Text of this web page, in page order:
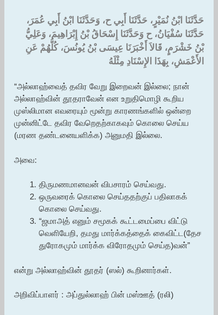
حَدَّثَنَا ابْنُ نُمَيْرٍ، حَدَّثَنَا أَبِي ح، وَحَدَّثَنَا ابْنُ أَبِي عُمَرَ،
حَدَّثَنَا سُفْيَانُ، ح وَحَدَّثَنَا إِسْحَاقُ بْنُ إِبْرَاهِيمَ، وَعَلِيُّ
بْنُ خَشْرَمٍ، قَالاَ أَخْبَرَنَا عِيسَى بْنُ يُونُسَ، كُلُّهُمْ عَنِ
الأَعْمَشِ، بِهَذَا الإِسْنَادِ مِثْلَهُ ‏
“அல்லாஹ்வைத் தவிர வேறு இறைவன் இல்லை; நான்
அல்லாஹ்வின் தூதராவேன் என உறுதிமொழி கூறிய
முஸ்லிமான எவரையும் மூன்று காரணங்களில் ஒன்றை
முன்னிட்டே தவிர வேறெதற்காகவும் கொலை செய்ய
(மரண தண்டனையளிக்க) அனுமதி இல்லை.
அவை:
திருமணமானவன் விபசாரம் செய்வது.
ஒருவரைக் கொலை செய்ததற்குப் பதிலாகக்
கொலை செய்வது.
“ஜமாஅத் எனும் சமூகக் கூட்டமைப்பை விட்டு
வெளியேறி, தமது மார்க்கத்தைக் கைவிட்ட(தேச
துரோகமும் மார்க்க விரோதமும் செய்த)வன்”
என்று அல்லாஹ்வின் தூதர் (ஸல்) கூறினார்கள்.
அறிவிப்பாளர் : அப்துல்லாஹ் பின் மஸ்ஊத் (ரலி)